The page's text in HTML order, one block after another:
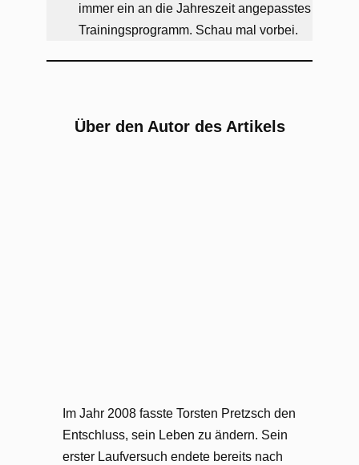
immer ein an die Jahreszeit angepasstes
Trainingsprogramm. Schau mal vorbei.
Über den Autor des Artikels
Im Jahr 2008 fasste Torsten Pretzsch den
Entschluss, sein Leben zu ändern. Sein
erster Laufversuch endete bereits nach